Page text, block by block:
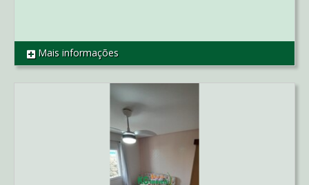
REF SO1434
Mais informações